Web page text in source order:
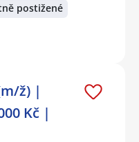
postižené
ž) |
Kč |